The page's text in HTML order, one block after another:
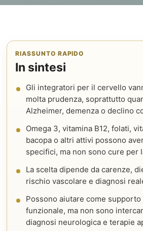
RIASSUNTO RAPIDO
In sintesi
Gli integratori per il cervello
molta prudenza, soprattutto
Alzheimer, demenza o declino
Omega 3, vitamina B12, folati,
bacopa o altri attivi possono
specifici, ma non sono cure per
La scelta dipende da carenze,
rischio vascolare e diagnosi
Possono aiutare come
funzionale, ma non sono
diagnosi neurologica e terapie